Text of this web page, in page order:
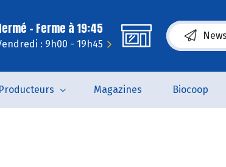
- Ferme à 19:45
: 9h00 - 19h45 (s’ouvre
Producteurs Magazines Biocoop